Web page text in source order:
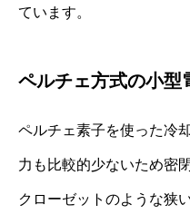
ています。
ペルチェ方式の小型
ペルチェ素子を使った冷
力も比較的少ないため密
クローゼットのような狭